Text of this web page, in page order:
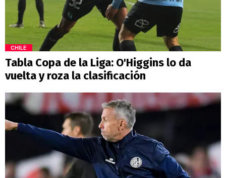
CHILE
Tabla Copa de la Liga: O'Higgins lo da
vuelta y roza la clasificación